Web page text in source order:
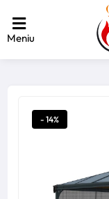
Meniu
- 14%